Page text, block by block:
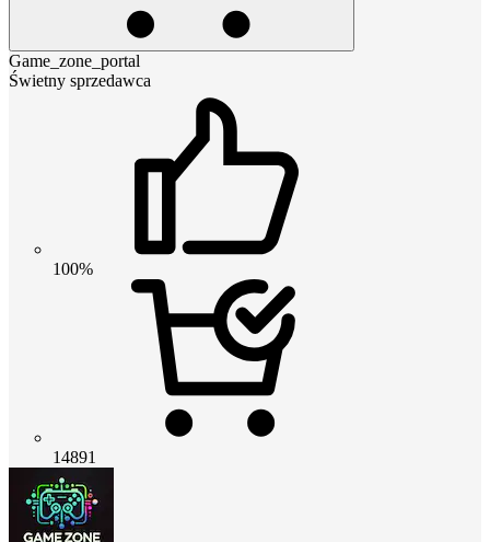
Game_zone_portal
Świetny sprzedawca
100%
14891